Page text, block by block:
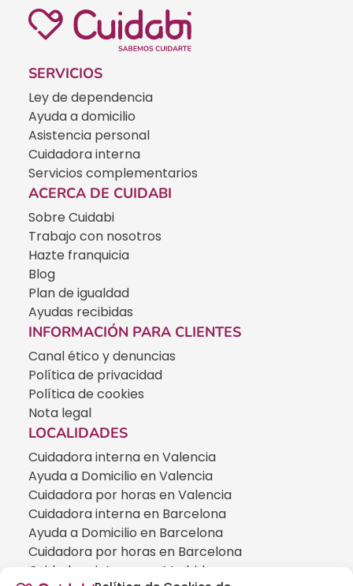
SERVICIOS
Ley de dependencia
Ayuda a domicilio
Asistencia personal
Cuidadora interna
Servicios complementarios
ACERCA DE CUIDABI
Sobre Cuidabi
Trabajo con nosotros
Hazte franquicia
Blog
Plan de igualdad
Ayudas recibidas
INFORMACIÓN PARA CLIENTES
Canal ético y denuncias
Política de privacidad
Política de cookies
Nota legal
LOCALIDADES
Cuidadora interna en Valencia
Ayuda a Domicilio en Valencia
Cuidadora por horas en Valencia
Cuidadora interna en Barcelona
Ayuda a Domicilio en Barcelona
Cuidadora por horas en Barcelona
Cuidadora interna en Madrid